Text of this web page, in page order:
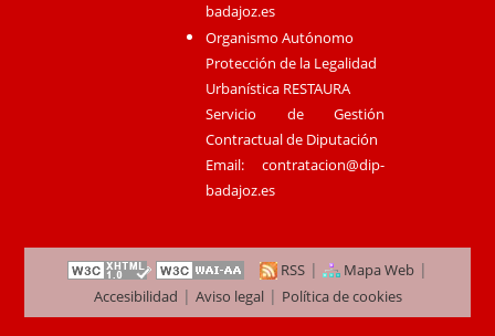
badajoz.es
Organismo Autónomo
Protección de la Legalidad
Urbanística RESTAURA
Servicio de Gestión
Contractual de Diputación
Email:contratacion@dip-
badajoz.es
RSS | Mapa Web |
Accesibilidad | Aviso legal| Política de cookies